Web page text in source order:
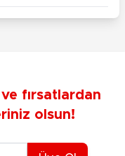
fırsatlardan
olsun!
Adresiniz